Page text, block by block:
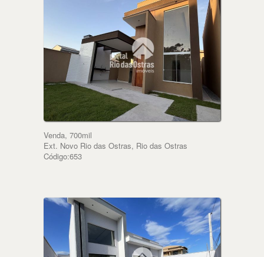
Venda, 700mil
Ext. Novo Rio das Ostras, Rio das Ostras
Código:653